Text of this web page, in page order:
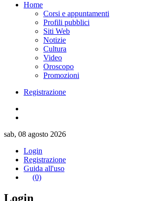
Home
Corsi e appuntamenti
Profili pubblici
Siti Web
Notizie
Cultura
Video
Oroscopo
Promozioni
Registrazione
sab, 08 agosto 2026
Login
Registrazione
Guida all'uso
(0)
Login